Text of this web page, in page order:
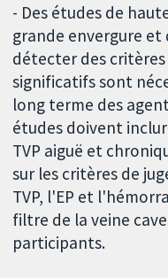
- Des études de
grande envergure
détecter des
significatifs sont
long terme des
études doivent
TVP aiguë et
sur les critères de
TVP, l'EP et
filtre de la veine
participants.